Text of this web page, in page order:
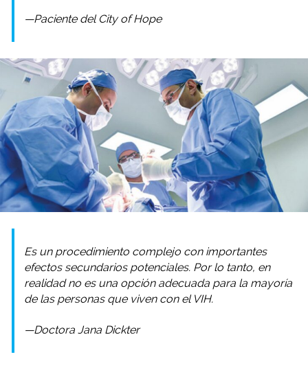
—Paciente del City of Hope
Es un procedimiento complejo con importantes
efectos secundarios potenciales. Por lo tanto, en
realidad no es una opción adecuada para la mayoría
de las personas que viven con el VIH.
—Doctora Jana Dickter